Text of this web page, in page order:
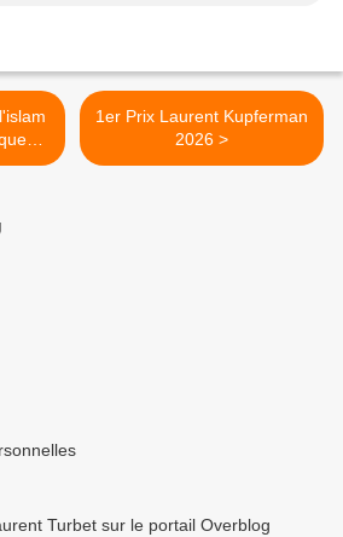
1er Prix Laurent Kupferman
2026 >
Turbet sur le portail Overblog